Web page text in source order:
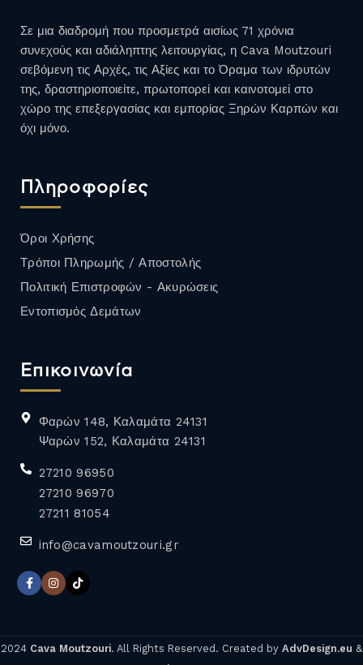
Σε μια διαδρομή που προσμετρά αισίως 71 χρόνια
συνεχούς και αδιάληπτης λειτουργίας, η Cava Moutzouri
σεβόμενη τις Αρχές, τις Αξίες και το Όραμα των ιδρυτών
της, δραστηριοποιείτε, πρωτοπορεί και καινοτομεί στο
χώρο της επεξεργασίας και εμπορίας Ξηρών Καρπών και
όχι μόνο.
Πληροφορίες
Όροι Χρήσης
Τρόποι Πληρωμής / Αποστολής
Πολιτική Επιστροφών - Ακυρώσεις
Εντοπισμός Δεμάτων
Επικοινωνία
Φαρών 148, Καλαμάτα 24131
Ψαρών 152, Καλαμάτα 24131
27210 96950
27210 96970
27211 81054
info@cavamoutzouri.gr
2024 Cava Moutzouri. All Rights Reserved. Created by AdvDesign.eu &